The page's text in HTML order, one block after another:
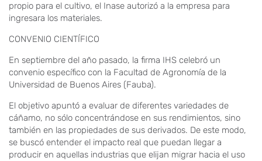
propio para el cultivo, el Inase autorizó a la empresa para
ingresara los materiales.
CONVENIO CIENTÍFICO
En septiembre del año pasado, la firma IHS celebró un
convenio específico con la Facultad de Agronomía de la
Universidad de Buenos Aires (Fauba).
El objetivo apuntó a evaluar de diferentes variedades de
cáñamo, no sólo concentrándose en sus rendimientos, sino
también en las propiedades de sus derivados. De este modo,
se buscó entender el impacto real que puedan llegar a
producir en aquellas industrias que elijan migrar hacia el uso